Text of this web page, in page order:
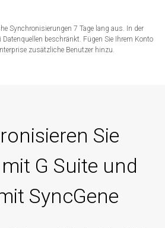
Synchronisierungen 7 Tage lang aus. In der
beschränkt. Fügen Sie Ihrem Konto
zusätzliche Benutzer hinzu.
Sie
G Suite und
SyncGene